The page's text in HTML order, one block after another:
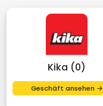
Kika (0)
Geschäft ansehen →